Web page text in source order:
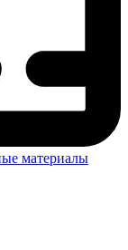
материалы